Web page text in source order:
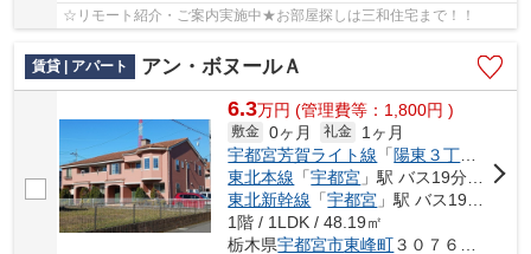
☆リモート紹介・ご案内実施中★お部屋探しは三和住宅まで！！
賃貸 | アパート アン・ボヌールＡ
6.3万円 (管理費等：1,800円 )
敷金 0ヶ月 礼金
1ヶ月
宇都宮芳賀ライト線 「陽東３丁目
東北本線 「宇都宮 」駅 バス19分 「こえご」 停歩5分
東北新幹線 「宇都宮 」駅 バス19分 「こえご」 停歩5分
1階 / 1LDK / 48.19㎡
栃木県宇都宮市東峰町３０７６番地３